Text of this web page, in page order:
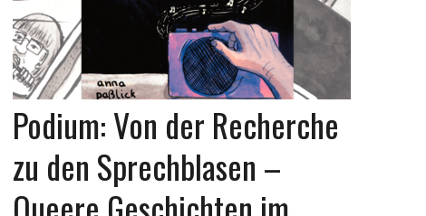
Podium: Von der Recherche
zu den Sprechblasen –